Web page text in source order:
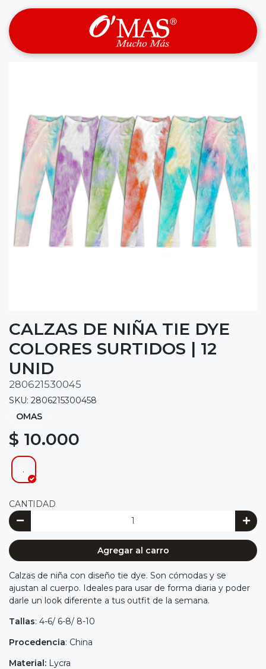
CALZAS DE NIÑA TIE DYE
COLORES SURTIDOS | 12
UNID
280621530045
SKU: 2806215300458
OMAS
$ 10.000
.
CANTIDAD
Agregar al carro
Calzas de niña con diseño tie dye. Son cómodas y se
ajustan al cuerpo. Ideales para usar de forma diaria y poder
darle un look diferente a tus outfit de la semana.
Tallas: 4-6/ 6-8/ 8-10
Procedencia: China
Material: Lycra